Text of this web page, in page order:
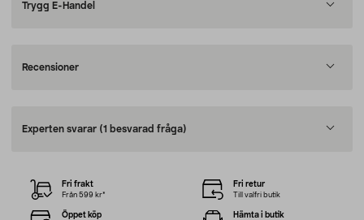
Trygg E-Handel
Recensioner
Experten svarar (1 besvarad fråga)
Fri frakt
Från 599 kr*
Fri retur
Till valfri butik
Öppet köp Hämta i butik